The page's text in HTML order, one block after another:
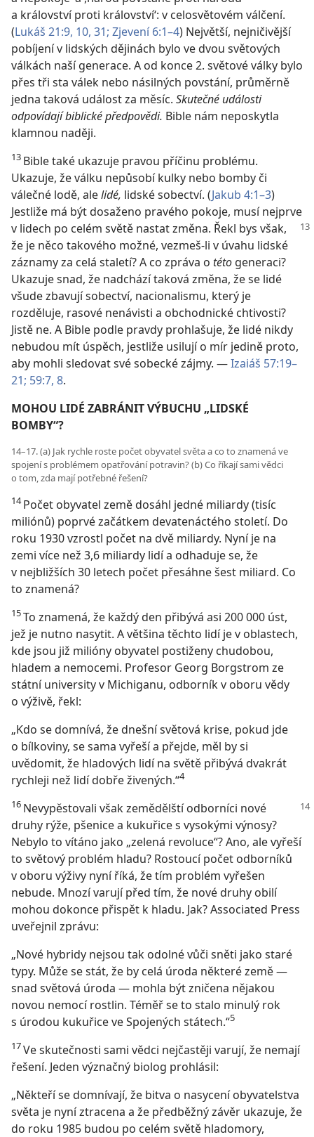
a království proti království‘: v celosvětovém válčení.
(Lukáš 21:9, 10, 31; Zjevení 6:1–4) Největší, nejničivější
pobíjení v lidských dějinách bylo ve dvou světových
válkách naší generace. A od konce 2. světové války bylo
přes tři sta válek nebo násilných povstání, průměrně
jedna taková událost za měsíc. Skutečné události
odpovídají biblické předpovědi. Bible nám neposkytla
klamnou naději.
13 Bible také ukazuje pravou příčinu problému.
Ukazuje, že válku nepůsobí kulky nebo bomby či
válečné lodě, alelidé, lidské sobectví. (Jakub 4:1–3)
Jestliže má být dosaženo pravého pokoje, musí nejprve
v lidech po celém světě nastat změna. Řekl bys však,
že je něco takového možné, vezmeš-li v úvahu lidské
záznamy za celá staletí? A co zpráva o této generaci?
Ukazuje snad, že nadchází taková změna, že se lidé
všude zbavují sobectví, nacionalismu, který je
rozděluje, rasové nenávisti a obchodnické chtivosti?
Jistě ne. A Bible podle pravdy prohlašuje, že lidé nikdy
nebudou mít úspěch, jestliže usilují o mír jedině proto,
aby mohli sledovat své sobecké zájmy. —Izaiáš 57:19–
21; 59:7, 8.
MOHOU LIDÉ ZABRÁNIT VÝBUCHU „LIDSKÉ
BOMBY“?
14–17. (a) Jak rychle roste počet obyvatel světa a co to znamená ve
spojení s problémem opatřování potravin? (b) Co říkají sami vědci
o tom, zda mají potřebné řešení?
14Počet obyvatel země dosáhl jedné miliardy (tisíc
miliónů) poprvé začátkem devatenáctého století. Do
roku 1930 vzrostl počet na dvě miliardy. Nyní je na
zemi více než 3,6 miliardy lidí a odhaduje se, že
v nejbližších 30 letech počet přesáhne šest miliard. Co
to znamená?
15To znamená, že každý den přibývá asi 200 000 úst,
jež je nutno nasytit. A většina těchto lidí je v oblastech,
kde jsou již milióny obyvatel postiženy chudobou,
hladem a nemocemi. Profesor Georg Borgstrom ze
státní university v Michiganu, odborník v oboru vědy
o výživě, řekl:
„Kdo se domnívá, že dnešní světová krise, pokud jde
o bílkoviny, se sama vyřeší a přejde, měl by si
uvědomit, že hladových lidí na světě přibývá dvakrát
rychleji než lidí dobře živených.“4
16 Nevypěstovali však zemědělští odborníci nové
druhy rýže, pšenice a kukuřice s vysokými výnosy?
Nebylo to vítáno jako „zelená revoluce“? Ano, ale vyřeší
to světový problém hladu? Rostoucí počet odborníků
v oboru výživy nyní říká, že tím problém vyřešen
nebude. Mnozí varují před tím, že nové druhy obilí
mohou dokonce přispět k hladu. Jak? Associated Press
uveřejnil zprávu:
„Nové hybridy nejsou tak odolné vůči sněti jako staré
typy. Může se stát, že by celá úroda některé země —
snad světová úroda — mohla být zničena nějakou
novou nemocí rostlin. Téměř se to stalo minulý rok
s úrodou kukuřice ve Spojených státech.“5
17Ve skutečnosti sami vědci nejčastěji varují, že nemají
řešení. Jeden význačný biolog prohlásil:
„Někteří se domnívají, že bitva o nasycení obyvatelstva
světa je nyní ztracena a že předběžný závěr ukazuje, že
do roku 1985 budou po celém světě hladomory,